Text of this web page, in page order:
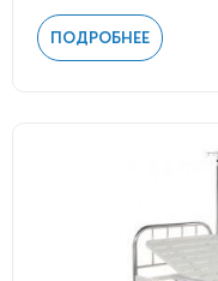
ПОДРОБНЕЕ